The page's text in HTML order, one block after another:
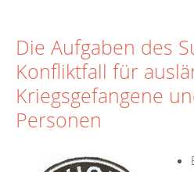
Die Aufgaben des
Konfliktfall für
Kriegsgefangene
Personen